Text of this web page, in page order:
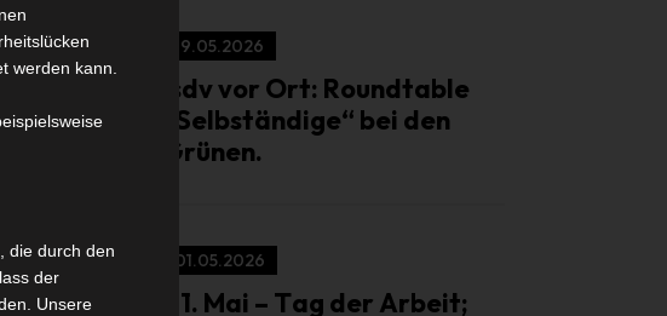
19.05.2026
isdv vor Ort: Roundtable
„Selbständige“ bei den
Grünen.
01.05.2026
01. Mai – Tag der Arbeit;
werden kann.
die durch den
der
Unsere